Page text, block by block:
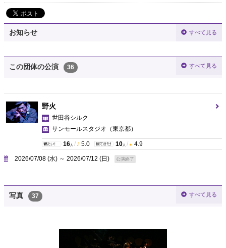
お知らせ すべて見る
この団体の公演 36 すべて見る
野火
世田谷シルク
サンモールスタジオ （東京都）
16 人 / 5.0 10 人 / 4.9
2026/07/08 (水) ～ 2026/07/12 (日) 公演終了
写真 37 すべて見る